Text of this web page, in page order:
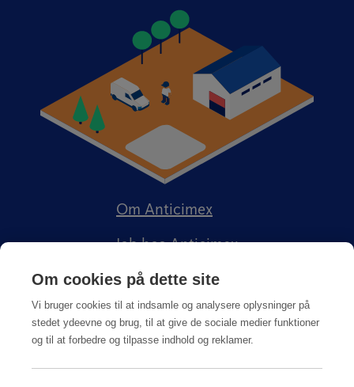
Om Anticimex
Job hos Anticimex
Om cookies på dette site
Vi bruger cookies til at indsamle og analysere oplysninger på
stedet ydeevne og brug, til at give de sociale medier funktioner
og til at forbedre og tilpasse indhold og reklamer.